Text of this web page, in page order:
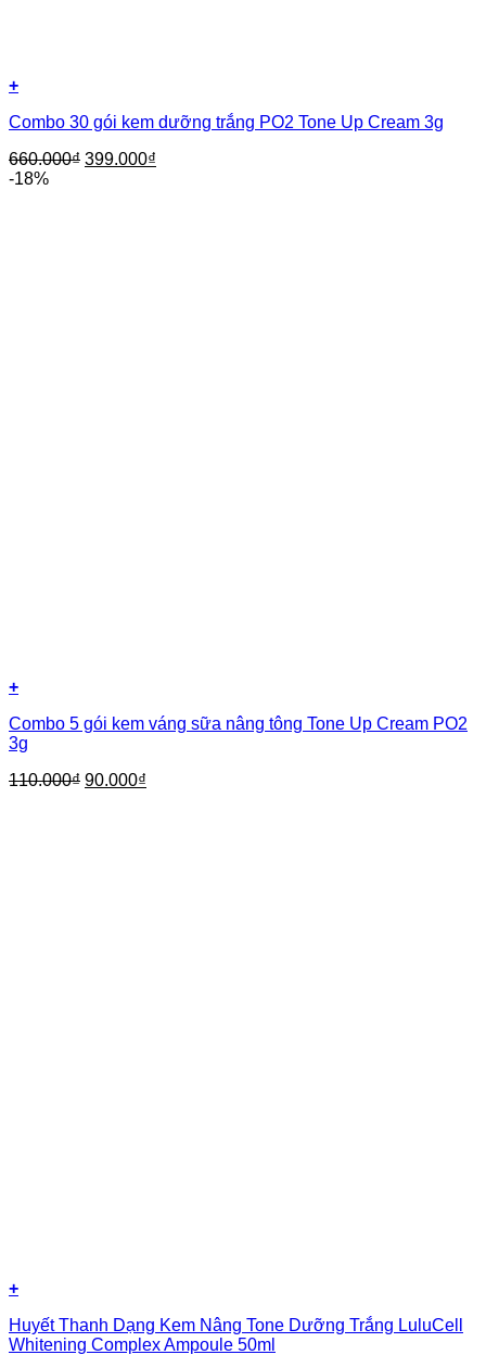
+
Combo 30 gói kem dưỡng trắng PO2 Tone Up Cream 3g
660.000₫ 399.000₫
-18%
+
Combo 5 gói kem váng sữa nâng tông Tone Up Cream PO2
3g
110.000₫ 90.000₫
+
Huyết Thanh Dạng Kem Nâng Tone Dưỡng Trắng LuluCell
Whitening Complex Ampoule 50ml